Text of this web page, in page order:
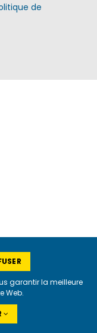
de
garantir la meilleure
Web.